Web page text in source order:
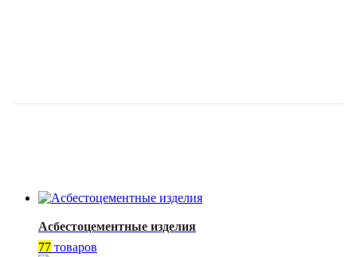
Асбестоцементные изделия
77 товаров